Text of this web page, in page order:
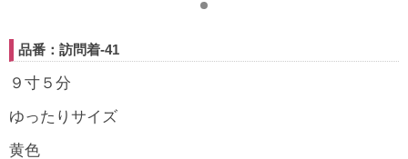
品番：訪問着-41
９寸５分
ゆったりサイズ
黄色